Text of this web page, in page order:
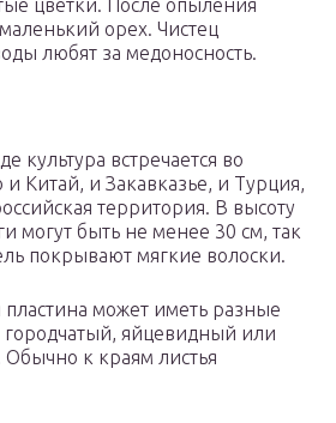
цветки. После опыления
орех. Чистец
любят за медоносность.
культура встречается во
и Китай, и Закавказье, и Турция,
территория. В высоту
могут быть не менее 30 см, так
покрывают мягкие волоски.
пластина может иметь разные
яйцевидный или
к краям листья